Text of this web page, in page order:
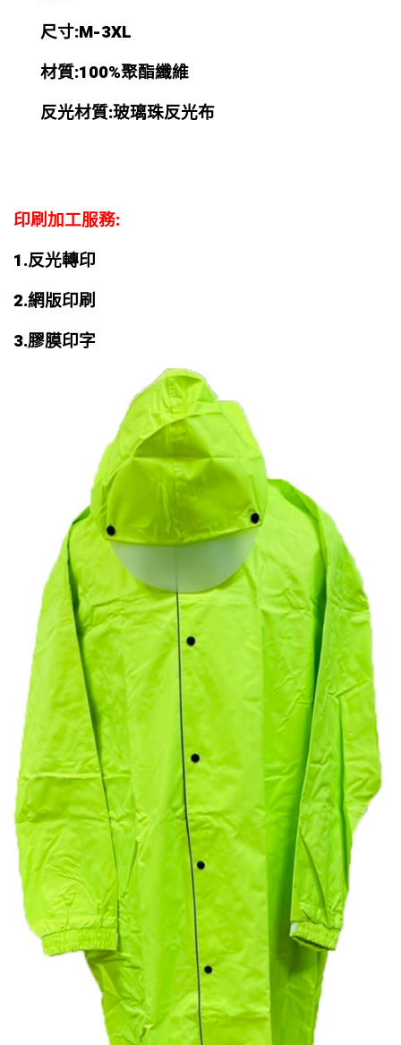
尺寸:M-3XL
材質:100%聚酯纖維
反光材質:玻璃珠反光布
印刷加工服務:
1.反光轉印
2.網版印刷
3.膠膜印字